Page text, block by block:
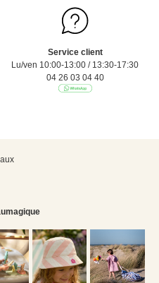
Service client
Lu/ven 10:00-13:00 / 13:30-17:30
04 26 03 04 40